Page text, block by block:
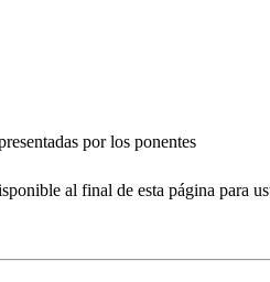
por los ponentes
al final de esta página para